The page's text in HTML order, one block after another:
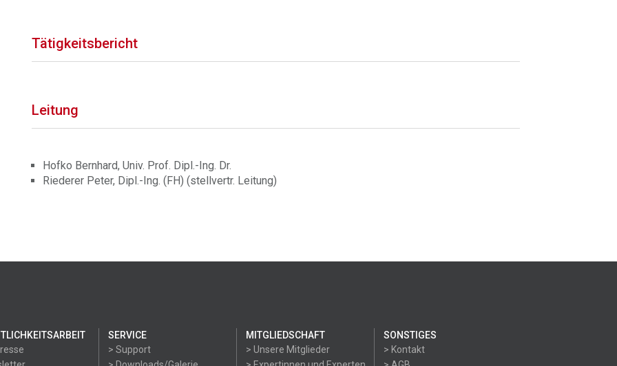
Tätigkeitsbericht
Leitung
Hofko Bernhard, Univ. Prof. Dipl.-Ing. Dr.
Riederer Peter, Dipl.-Ing. (FH) (stellvertr. Leitung)
SERVICE
> Support
MITGLIEDSCHAFT
> Unsere Mitglieder
SONSTIGES
> Kontakt